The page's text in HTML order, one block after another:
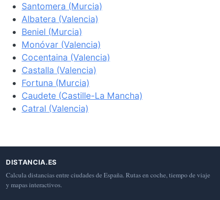
Santomera (Murcia)
Albatera (Valencia)
Beniel (Murcia)
Monóvar (Valencia)
Cocentaina (Valencia)
Castalla (Valencia)
Fortuna (Murcia)
Caudete (Castille-La Mancha)
Catral (Valencia)
DISTANCIA.ES
Calcula distancias entre ciudades de España. Rutas en coche, tiempo de viaje
y mapas interactivos.